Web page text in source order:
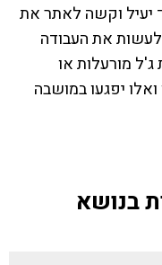
יעיל וקשה לאתר את
את העבודה
ג'ל מורעלות או
יפגעו במושבה
בנושא